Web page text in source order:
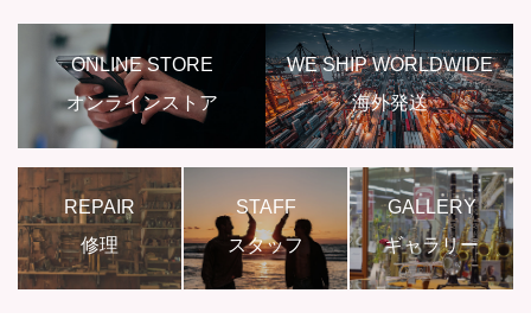
ONLINE STORE
オンラインストア
WE SHIP WORLDWIDE
海外発送
REPAIR
修理
STAFF
スタッフ
GALLERY
ギャラリー